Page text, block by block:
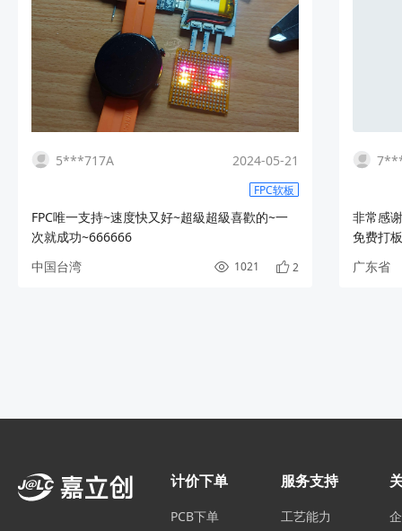
5***717A 2024-05-21
FPC软板
FPC唯一支持~速度快又好~超級超級喜歡的~一
次就成功~666666
中国台湾
1021 2
非常感
免费打
广东省
计价下单
PCB下单
服务支持
工艺能力